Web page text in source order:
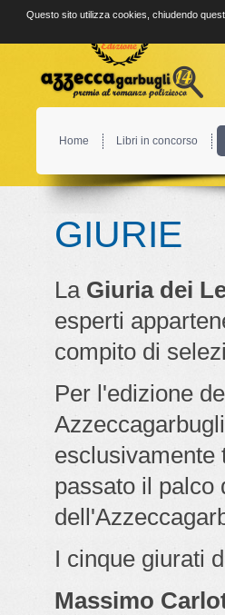
Home Libri in concorso
GIURIE
La Giuria dei
esperti
compito di
Per l'edizione
esclusivamente
passato il palco
I cinque giurati
Massimo
Questo sito utilizza cookies, chiudendo